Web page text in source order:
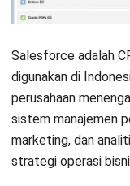
Salesforce adalah
digunakan di
perusahaan
sistem manajemen
marketing, dan
strategi operasi